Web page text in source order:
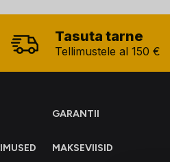
Tasuta tarne
Tellimustele al 150 €
GARANTII
MAKSEVIISID